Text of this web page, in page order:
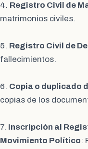
4. Registro Civil de
matrimonios civiles.
5. Registro Civil de
fallecimientos.
6. Copia o duplicado
copias de los
7. Inscripción al
Movimiento Político: